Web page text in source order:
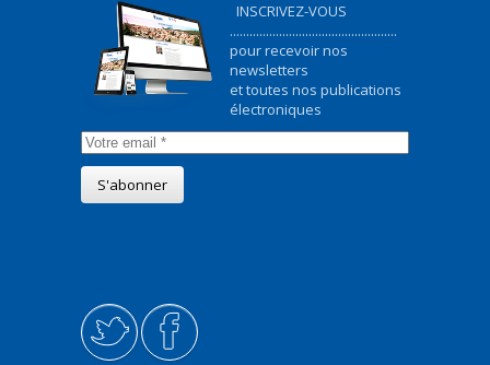
INSCRIVEZ-VOUS
...................................................
pour recevoir nos
newsletters
et toutes nos publications
électroniques